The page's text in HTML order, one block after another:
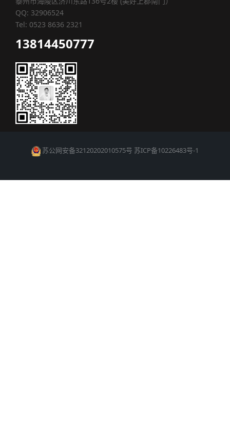
QQ: 32906524
Tel: 0523 8636 2321
13814450777
苏公网安备32120202010575号 苏ICP备10226483号-1